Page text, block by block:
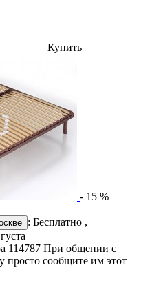
Купить
- 15 %
: Бесплатно ,
114787 При общении с
сообщите им этот